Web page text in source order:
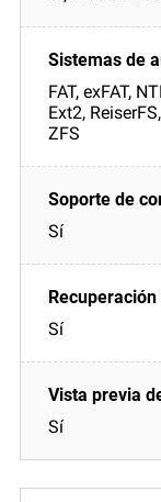
FAT, exFAT,
Ext2,
ZFS
Sí
Sí
Sí